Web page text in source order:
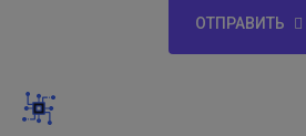
ОТПРАВИТЬ